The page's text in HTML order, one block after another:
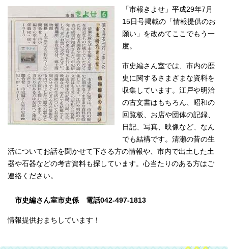
「市報きよせ」平成29年7月
15日号掲載の「情報提供のお
願い」を改めてここでもう一
度。
市史編さん室では、市内の歴
史に関するさまざまな資料を
収集しています。江戸や明治
の古文書はもちろん、昭和の
回覧板、お店や団体の記録、
日記、写真、映像など、なん
でも結構です。清瀬の昔の生
活についてお話を聞かせて下さる方の情報や、市内で出土した土
器や石器などの考古資料も探しています。心当たりのある方はご
連絡ください。
市史編さん室市史係 電話042-497-1813
情報提供おまちしています！